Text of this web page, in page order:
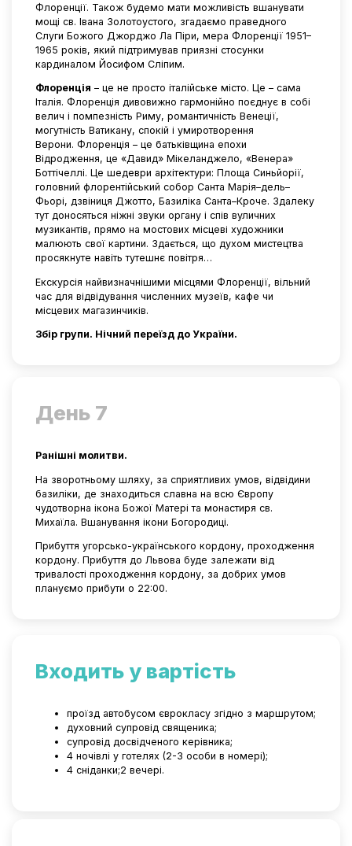
Флоренції. Також будемо мати можливість вшанувати
мощі св. Івана Золотоустого, згадаємо праведного
Слуги Божого Джорджо Ла Піри, мера Флоренції 1951–
1965 років, який підтримував приязні стосунки
кардиналом Йосифом Сліпим.
Флоренція – це не просто італійське місто. Це – сама
Італія. Флоренція дивовижно гармонійно поєднує в собі
велич і помпезність Риму, романтичність Венеції,
могутність Ватикану, спокій і умиротворення
Верони. Флоренція – це батьківщина епохи
Відродження, це «Давид» Мікеланджело, «Венера»
Боттічеллі. Це шедеври архітектури: Площа Синьйорії,
головний флорентійський собор Санта Марія–дель–
Фьорі, дзвіниця Джотто, Базиліка Санта–Кроче. Здалеку
тут доносяться ніжні звуки органу і спів вуличних
музикантів, прямо на мостових місцеві художники
малюють свої картини. Здається, що духом мистецтва
просякнуте навіть тутешнє повітря…
Екскурсія найвизначнішими місцями Флоренції, вільний
час для відвідування численних музеїв, кафе чи
місцевих магазинчиків.
Збір групи. Нічний переїзд до України.
День 7
Ранішні молитви.
На зворотньому шляху, за сприятливих умов, відвідини
базиліки, де знаходиться славна на всю Європу
чудотворна ікона Божої Матері та монастиря св.
Михаїла. Вшанування ікони Богородиці.
Прибуття угорсько-українського кордону, проходження
кордону. Прибуття до Львова буде залежати від
тривалості проходження кордону, за добрих умов
плануємо прибути о 22:00.
Входить у вартість
проїзд автобусом єврокласу згідно з маршрутом;
духовний супровід священика;
супровід досвідченого керівника;
4 ночівлі у готелях (2-3 особи в номері);
4 сніданки;2 вечері.